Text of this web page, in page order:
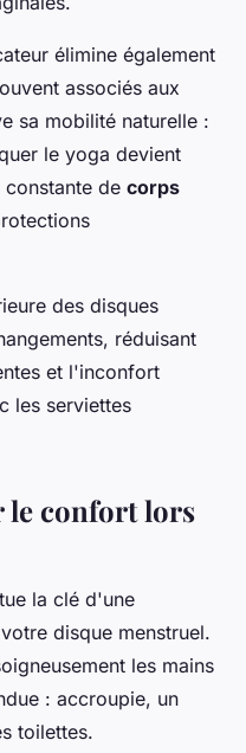
élimine également
associés aux
sa mobilité naturelle :
le yoga devient
constante de corps
des disques
réduisant
et l'inconfort
les serviettes
le confort lors
la clé d'une
disque menstruel.
les mains
: accroupie, un
toilettes.